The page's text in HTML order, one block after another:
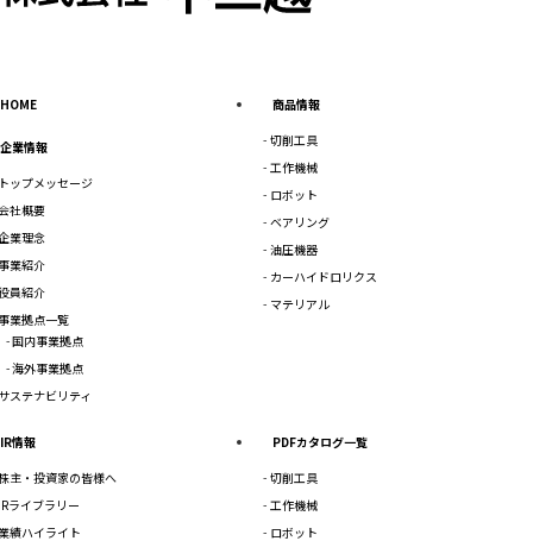
HOME
企業情報
ップメッセージ
社概要
業理念
業紹介
員紹介
業拠点一覧
国内事業拠点
海外事業拠点
ステナビリティ
商品情報
切削工具
工作機械
ロボット
ベアリング
油圧機器
カーハイドロリクス
マテリアル
IR情報
主・投資家の皆様へ
ライブラリー
績ハイライト
PDFカタログ一覧
切削工具
工作機械
ロボット